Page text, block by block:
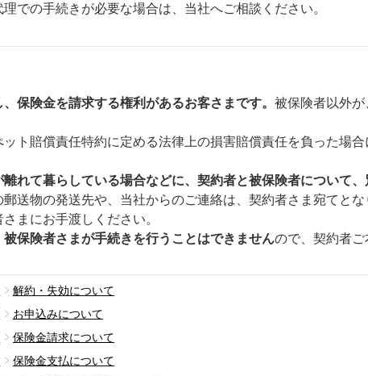
での手続きが必要な場合は、当社へご相談ください。
保険金を請求する権利があるお客さまです。 被保険者以外
ト賠償責任特約に定める法律上の損害賠償責任を負った場
れて暮らしている場合などに、契約者と被保険者について
送物の発送先や、当社からのご連絡は、契約者さま宛てと
まにお手渡しください。
保険者さまが手続きを行うことはできませんので、契約者
解約・失効について
お申込みについて
保険金請求について
保険金支払について